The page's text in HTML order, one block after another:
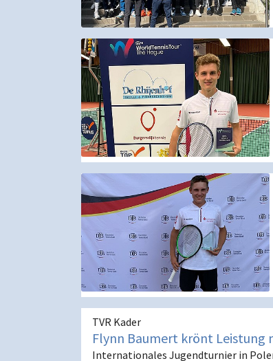
TVR Kader
Flynn Baumert krönt Leistung
Internationales Jugendturnier in